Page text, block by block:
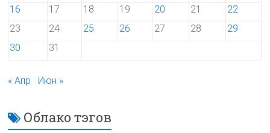
16
17 18 19 20 21
22
23
24 25 26 27 28
29
30
31
« Апр Июн »
Облако тэгов